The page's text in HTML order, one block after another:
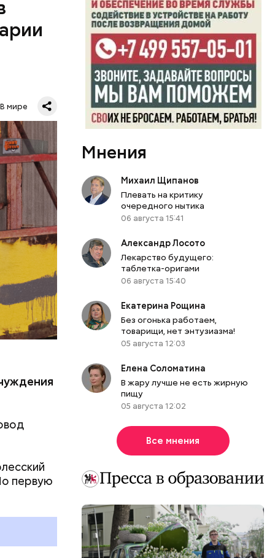
В мире
первую
Бабич.
но лишь
чем
сидеть
таким
Мнения
Михаил Щипанов
Плевать на критику
очередного нытика
06 августа 15:41
Александр Лосото
Лекарство будущего:
таблетка-оригами
06 августа 15:40
Екатерина Рощина
Без огонька работаем,
товарищи, нет энтузиазма!
05 августа 12:03
Елена Соломатина
В жару лучше не есть жирную
пищу
05 августа 12:02
Все мнения